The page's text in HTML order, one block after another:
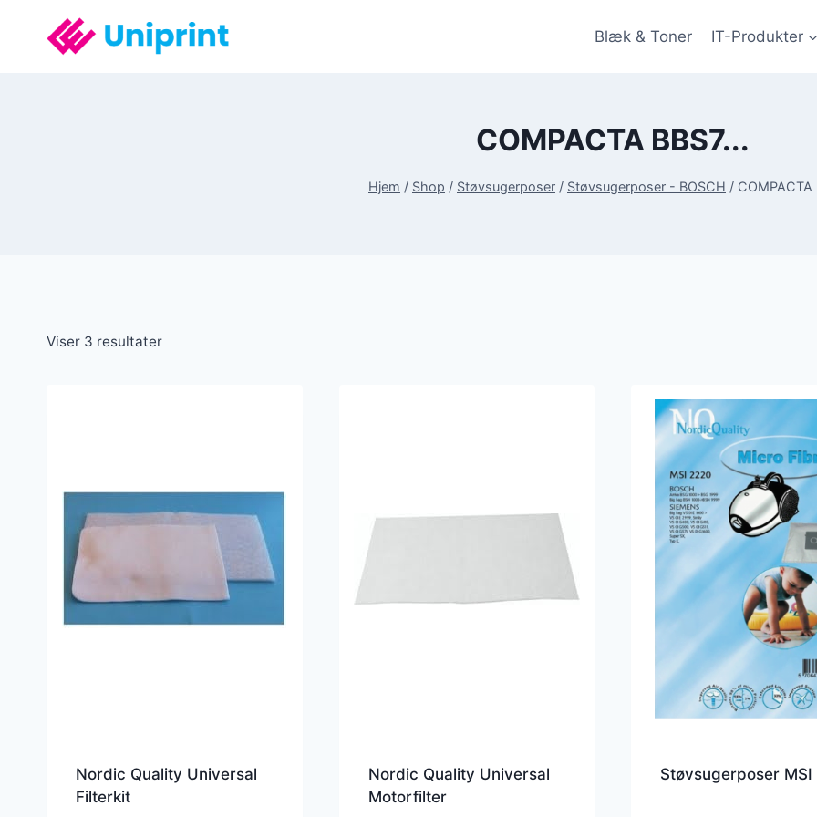
Blæk & Toner IT-Produkter
COMPACTA BBS7...
Hjem / Shop / Støvsugerposer / Støvsugerposer - BOSCH / COMPACTA
Viser 3 resultater
Nordic Quality Universal
Filterkit
Nordic Quality Universal
Motorfilter
Støvsugerposer MSI